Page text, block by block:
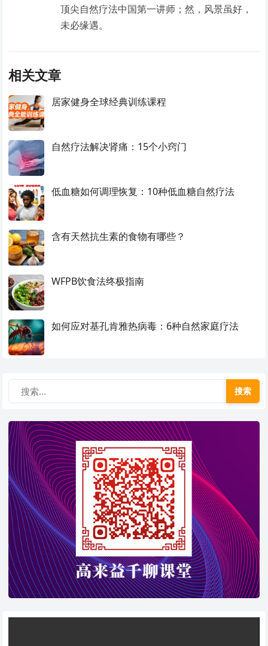
顶尖自然疗法中国第一讲师；然，风景虽好，
未必缘遇。
相关文章
居家健身全球经典训练课程
自然疗法解决肾痛：15个小窍门
低血糖如何调理恢复：10种低血糖自然疗法
含有天然抗生素的食物有哪些？
WFPB饮食法终极指南
如何应对基孔肯雅热病毒：6种自然家庭疗法
搜索